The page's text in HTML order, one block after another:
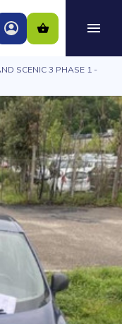
SCENIC 3 PHASE 1 -